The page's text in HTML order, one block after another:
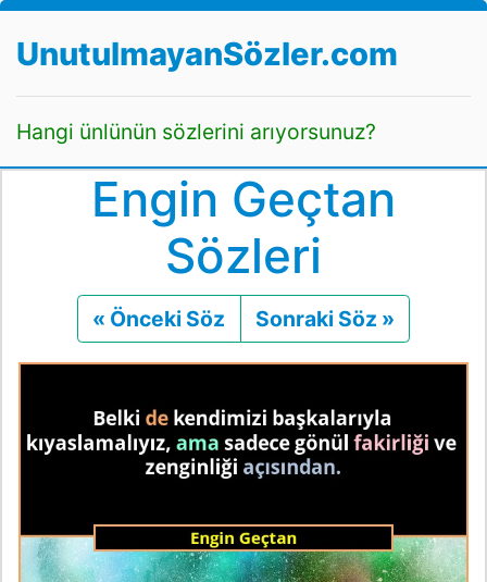
UnutulmayanSözler.com
Hangi ünlünün sözlerini arıyorsunuz?
Engin Geçtan
Sözleri
« Önceki Söz Önceki
Sonraki Söz »